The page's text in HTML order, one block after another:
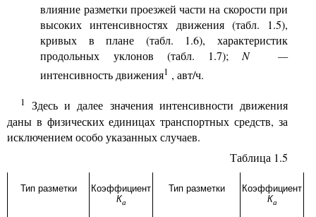
влияние разметки проезжей части на скорости при
высоких интенсивностях движения (табл.
1.5),
кривых в плане (табл. 1.6), характеристик
продольных
уклонов (табл. 1.7); N
—
интенсивность движения1 , авт/ч.
1
Здесь и далее значения интенсивности движения
даны в физических единицах транспортных средств, за
исключением особо указанных случаев.
Таблица 1.5
Тип разметки
Коэффициент
Кa
Тип разметки
Коэффициент
Кa